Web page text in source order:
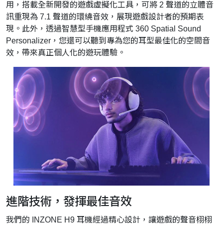
用，搭載全新開發的遊戲虛擬化工具，可將 2 聲道的立體音
訊重現為 7.1 聲道的環繞音效，展現遊戲設計者的預期表
現。此外，透過智慧型手機應用程式 360 Spatial Sound
Personalizer，您還可以聽到專為您的耳型最佳化的空間音
效，帶來真正個人化的遊玩體驗。
進階技術，發揮最佳音效
我們的 INZONE H9 耳機經過精心設計，讓遊戲的聲音栩栩